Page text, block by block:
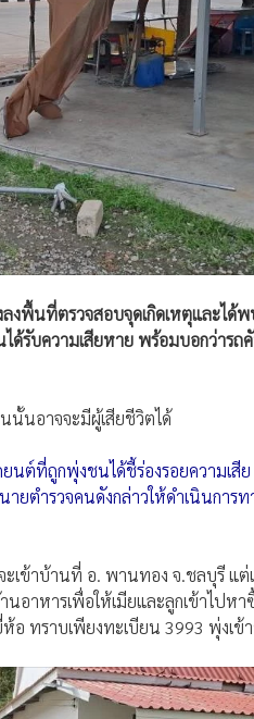
งพื้นที่ตรวจสอบจุดเกิดเหตุและไ
ด้รับความเสียหาย พร้อมบอกว่ารถ
นั้นอาจจะมีผู้เสียชีวิตได้
ต์ที่ถูกพุ่งชนได้ชี้ร่องรอยความเสี
ตำรวจคนดังกล่าวให้ดำเนินการท
เข้าบ้านที่ อ. พานทอง จ.ชลบุรี แต่
อาหารเพื่อให้เมียและลูกเข้าไปห
อ ทราบเพียงทะเบียน 3993 พุ่งเข้